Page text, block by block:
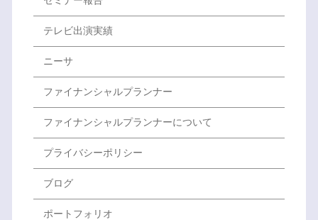
テレビ出演実績
ニーサ
ファイナンシャルプランナー
ファイナンシャルプランナーについて
プライバシーポリシー
ブログ
ポートフォリオ